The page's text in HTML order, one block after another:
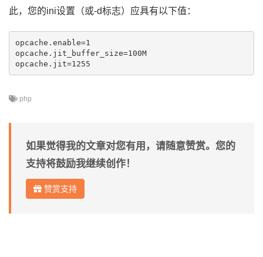
此，您的ini设置（或-d标志）应具有以下值：
opcache.enable=1
opcache.jit_buffer_size=100M
php
如果觉得我的文章对您有用，请随意赞赏。您的
支持将鼓励我继续创作！
赞赏支持